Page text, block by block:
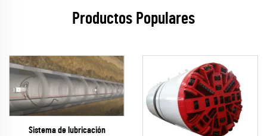
Productos Populares
Sistema de lubricación